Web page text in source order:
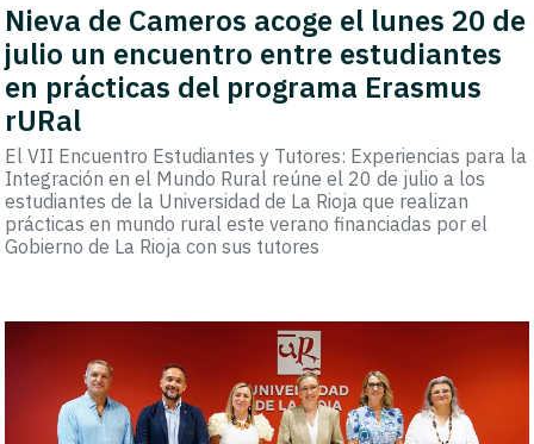
Nieva de Cameros acoge el lunes 20 de
julio un encuentro entre estudiantes
en prácticas del programa Erasmus
rURal
El VII Encuentro Estudiantes y Tutores: Experiencias para la
Integración en el Mundo Rural reúne el 20 de julio a los
estudiantes de la Universidad de La Rioja que realizan
prácticas en mundo rural este verano financiadas por el
Gobierno de La Rioja con sus tutores